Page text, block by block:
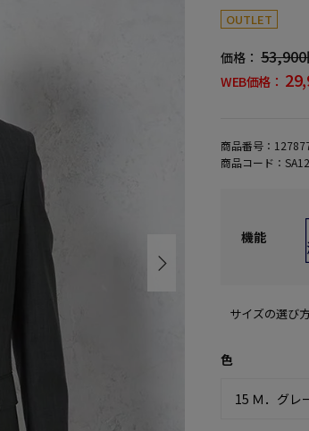
OUTLET
価格：
WEB価格：
商品番号：
商品コード：
機能
サイズの選び
色